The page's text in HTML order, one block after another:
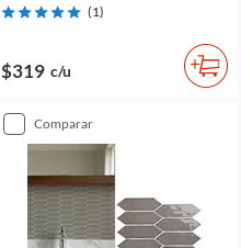
(1)
$319 c/u
comparar